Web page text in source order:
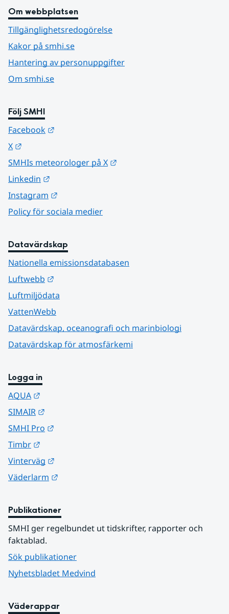
Om webbplatsen
Tillgänglighetsredogörelse
Kakor på smhi.se
Hantering av personuppgifter
Om smhi.se
Följ SMHI
Facebook
X
SMHIs meteorologer på X
Linkedin
Instagram
Policy för sociala medier
Datavärdskap
Nationella emissionsdatabasen
Luftwebb
Luftmiljödata
VattenWebb
Datavärdskap, oceanografi och marinbiologi
Datavärdskap för atmosfärkemi
Logga in
AQUA
SIMAIR
SMHI Pro
Timbr
Vinterväg
Väderlarm
Publikationer
SMHI ger regelbundet ut tidskrifter, rapporter och
faktablad.
Sök publikationer
Nyhetsbladet Medvind
Väderappar